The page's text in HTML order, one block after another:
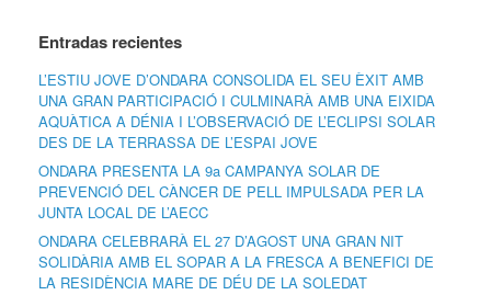
Entradas recientes
L’ESTIU JOVE D’ONDARA CONSOLIDA EL SEU ÈXIT AMB
UNA GRAN PARTICIPACIÓ I CULMINARÀ AMB UNA EIXIDA
AQUÀTICA A DÉNIA I L’OBSERVACIÓ DE L’ECLIPSI SOLAR
DES DE LA TERRASSA DE L’ESPAI JOVE
ONDARA PRESENTA LA 9a CAMPANYA SOLAR DE
PREVENCIÓ DEL CÀNCER DE PELL IMPULSADA PER LA
JUNTA LOCAL DE L’AECC
ONDARA CELEBRARÀ EL 27 D’AGOST UNA GRAN NIT
SOLIDÀRIA AMB EL SOPAR A LA FRESCA A BENEFICI DE
LA RESIDÈNCIA MARE DE DÉU DE LA SOLEDAT